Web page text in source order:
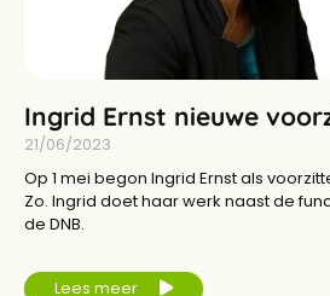
Ingrid Ernst nieuwe
21/06/2023
Op 1 mei begon Ingrid Ernst als
Zo. Ingrid doet haar werk naast de
de DNB.
Lees meer